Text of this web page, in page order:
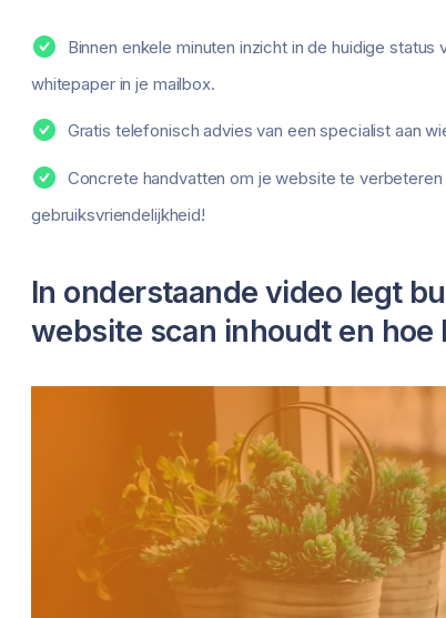
Binnen enkele minuten inzicht in de huidige
whitepaper in je mailbox.
Gratis telefonisch advies van een specialist aan
Concrete handvatten om je website te
gebruiksvriendelijkheid!
In onderstaande video legt
website scan inhoudt en hoe